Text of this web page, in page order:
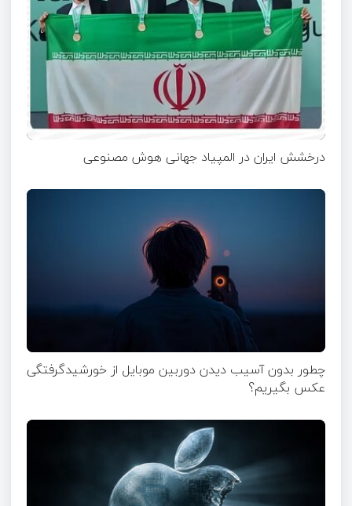
درخشش ایران در المپیاد جهانی هوش مصنوعی
چطور بدون آسیب دیدن دوربین موبایل از خورشیدگرفتگی
عکس بگیریم؟